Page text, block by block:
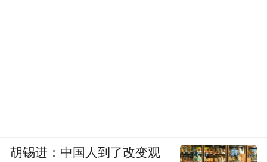
胡锡进：中国人到了改变观